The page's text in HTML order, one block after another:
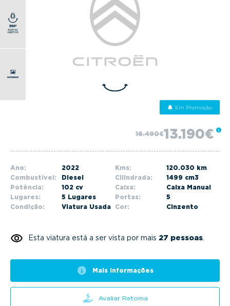
Em Promoção
16.490€13.190€
Ano: 2022 Kms:
120.030 km
Combustível:
Diesel Cilindrada:
1499 cm3
Potência:
102 cv Caixa:
Caixa Manual
Lugares:
5 Lugares Portas:
5
Condição:
Viatura Usada Cor: Cinzento
Esta viatura está a ser vista por mais 27 pessoas
Mais informações
Avaliar Retoma